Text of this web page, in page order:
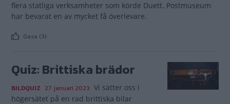
flera statliga verksamheter som körde Duett. Postmuseum
har bevarat en av mycket få överlevare.
Gasa (3)
Quiz: Brittiska brädor
BILDQUIZ 27 januari 2023 Vi sätter oss i
högersätet på en rad brittiska bilar